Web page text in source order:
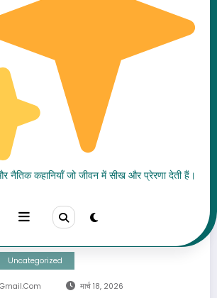
नैतिक कहानियाँ जो जीवन में सीख और प्रेरणा देती हैं।
Ki Kahani
कहानी) | एक जादुई
लेने वाली Fairy Tale
Uncategorized
मार्च 18, 2026